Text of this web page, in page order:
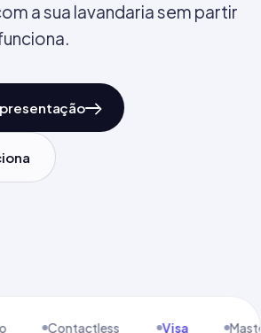
a sua lavandaria sem partir
Visa Mastercard